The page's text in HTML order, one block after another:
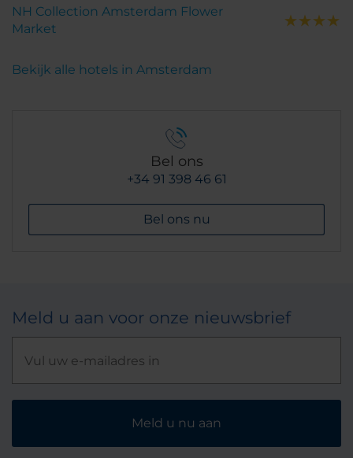
NH Collection Amsterdam Flower
Market
Bekijk alle hotels in Amsterdam
Bel ons
+34 91 398 46 61
Bel ons nu
Meld u aan voor onze nieuwsbrief
Meld u nu aan